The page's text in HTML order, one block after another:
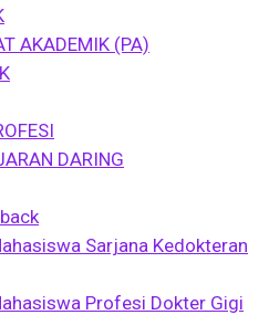
AKADEMIK (PA)
DARING
Sarjana Kedokteran
Profesi Dokter Gigi